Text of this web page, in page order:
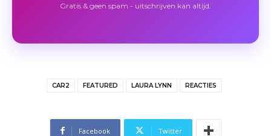
Gratis & geen spam - uitschrijven kan altijd.
CAR2 FEATURED LAURA LYNN REACTIES
Facebook Twitter